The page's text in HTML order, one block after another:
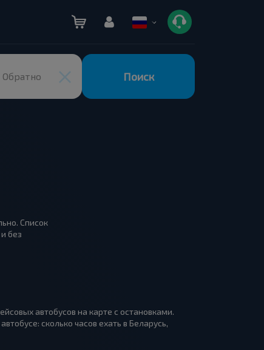
Обратно Поиск
Список
без
автобусов на карте с остановками.
сколько часов ехать в Беларусь,